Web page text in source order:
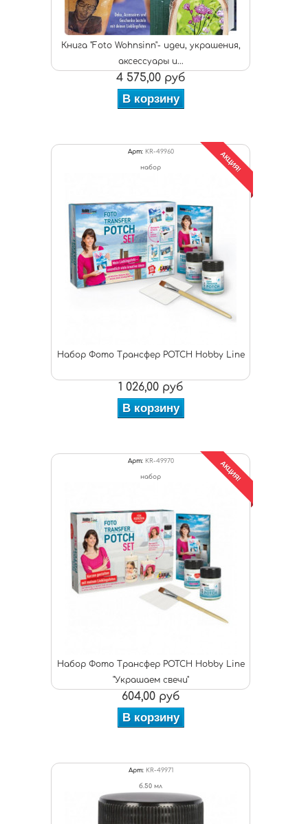
Книга "Foto Wohnsinn"- идеи, украшения,
аксессуары и...
4 575,00 руб
В корзину
Арт: KR-49960
набор
Набор Фото Трансфер POTCH Hobby Line
АКЦИЯ!
1 026,00 руб
В корзину
Арт: KR-49970
набор
Набор Фото Трансфер POTCH Hobby Line
"Украшаем свечи"
АКЦИЯ!
604,00 руб
В корзину
Арт: KR-49971
б.50 мл